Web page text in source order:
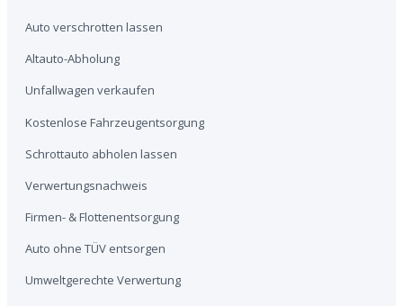
Auto verschrotten lassen
Altauto-Abholung
Unfallwagen verkaufen
Kostenlose Fahrzeugentsorgung
Schrottauto abholen lassen
Verwertungsnachweis
Firmen- & Flottenentsorgung
Auto ohne TÜV entsorgen
Umweltgerechte Verwertung